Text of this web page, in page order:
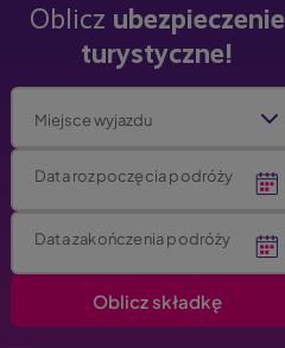
Oblicz ubezpieczenie
turystyczne!
Miejsce wyjazdu
Data rozpoczęcia podróży
Data zakończenia podróży